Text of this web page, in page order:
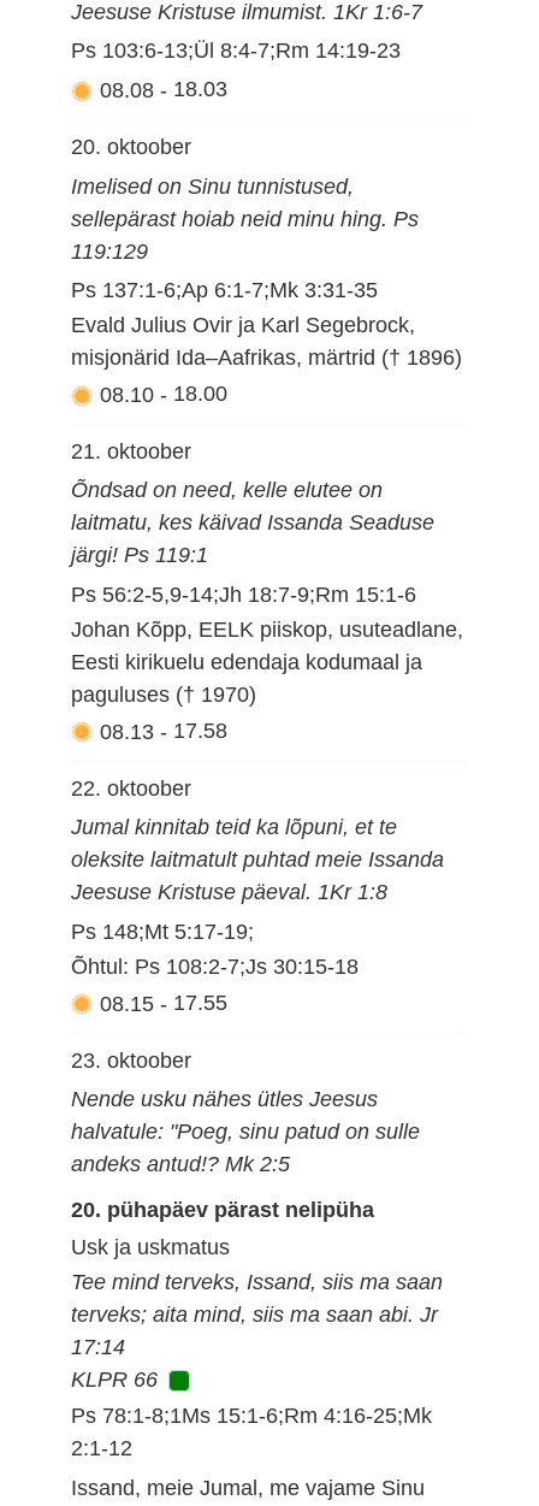
Jeesuse Kristuse ilmumist. 1Kr 1:6-7
Ps 103:6-13;Ül 8:4-7;Rm 14:19-23
08.08 - 18.03
20. oktoober
Imelised on Sinu tunnistused,
sellepärast hoiab neid minu hing. Ps
119:129
Ps 137:1-6;Ap 6:1-7;Mk 3:31-35
Evald Julius Ovir ja Karl Segebrock,
misjonärid Ida–Aafrikas, märtrid († 1896)
08.10 - 18.00
21. oktoober
Õndsad on need, kelle elutee on
laitmatu, kes käivad Issanda Seaduse
järgi! Ps 119:1
Ps 56:2-5,9-14;Jh 18:7-9;Rm 15:1-6
Johan Kõpp, EELK piiskop, usuteadlane,
Eesti kirikuelu edendaja kodumaal ja
paguluses († 1970)
08.13 - 17.58
22. oktoober
Jumal kinnitab teid ka lõpuni, et te
oleksite laitmatult puhtad meie Issanda
Jeesuse Kristuse päeval. 1Kr 1:8
Ps 148;Mt 5:17-19;
Õhtul: Ps 108:2-7;Js 30:15-18
08.15 - 17.55
23. oktoober
Nende usku nähes ütles Jeesus
halvatule: "Poeg, sinu patud on sulle
andeks antud!? Mk 2:5
20. pühapäev pärast nelipüha
Usk ja uskmatus
Tee mind terveks, Issand, siis ma saan
terveks; aita mind, siis ma saan abi. Jr
17:14
KLPR 66
Ps 78:1-8;1Ms 15:1-6;Rm 4:16-25;Mk
2:1-12
Issand, meie Jumal, me vajame Sinu